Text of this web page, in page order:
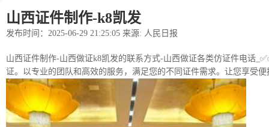
山西证件制作-k8凯发
发布时间：2025-06-29 21:25:05 来源: 人民日报
山西证件制作-山西做证k8凯发的联系方式-山西做证各类仿证件电话
证。以专业的团队和高效的服务，满足您的不同证件需求。让您享受